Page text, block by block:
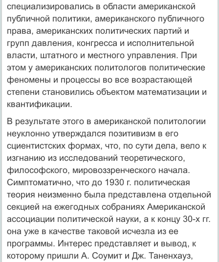
специализировались в области американской
публичной политики, американского публичного
права, американских политических партий и
групп давления, конгресса и исполнительной
власти, штатного и местного управления. При
этом у американских политологов политические
феномены и процессы во все возрастающей
степени становились объектом математизации и
квантификации.
В результате этого в американской политологии
неуклонно утверждался позитивизм в его
сциентистских формах, что, по сути дела, вело к
изгнанию из исследований теоретического,
философского, мировоззренческого начала.
Симптоматично, что до 1930 г. политическая
теория неизменно была представлена отдельной
секцией на ежегодных собраниях Американской
ассоциации политической науки, а к концу 30-х гг.
она уже в качестве таковой исчезла из ее
программы. Интерес представляет и вывод, к
которому пришли А. Соумит и Дж. Таненхауз,